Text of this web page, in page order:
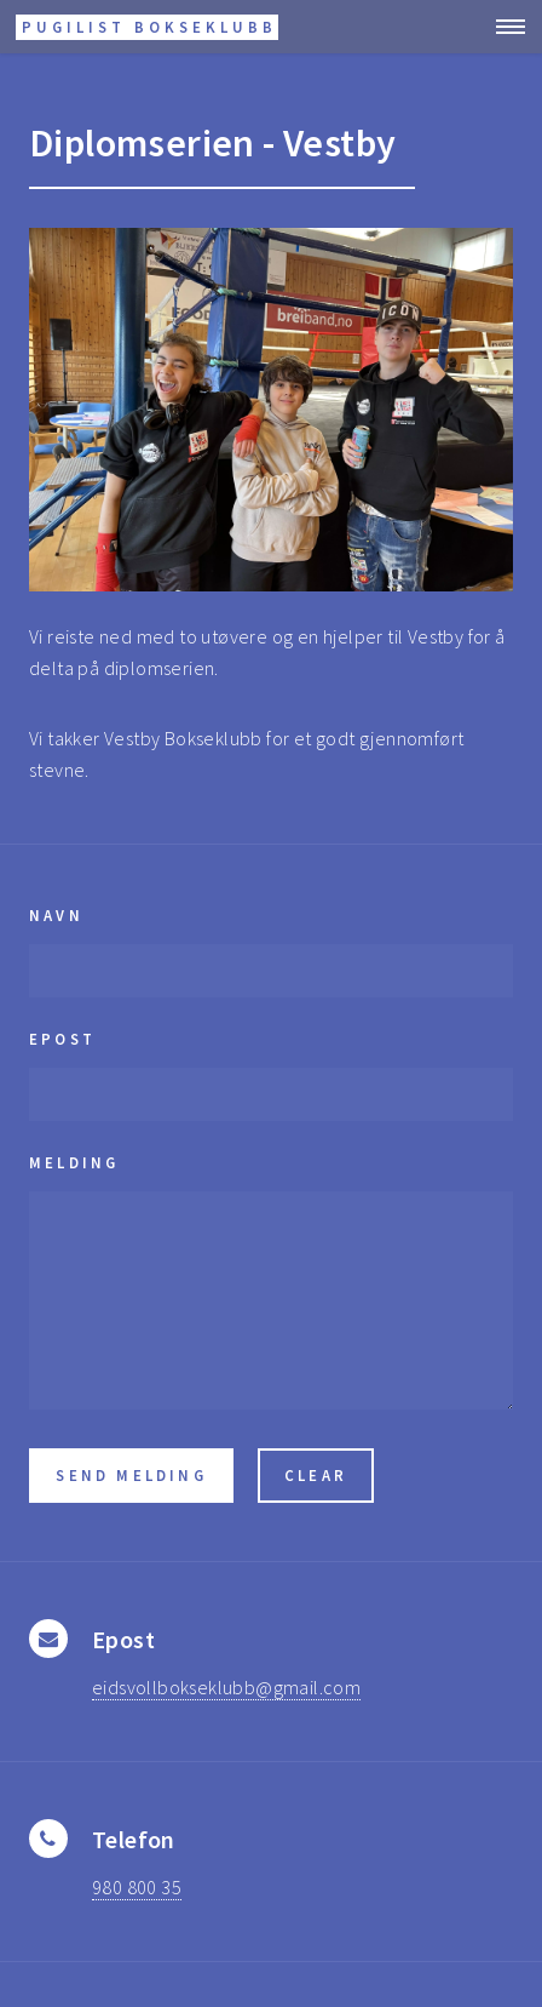
PUGILIST BOKSEKLUBB
Diplomserien - Vestby
Vi reiste ned med to utøvere og en hjelper til Vestby for å
delta på diplomserien.
Vi takker Vestby Bokseklubb for et godt gjennomført
stevne.
NAVN
EPOST
MELDING
Epost
eidsvollbokseklubb@gmail.com
Telefon
980 800 35